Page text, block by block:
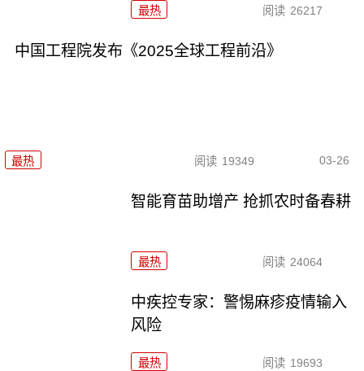
最热 阅读 26217
中国工程院发布《2025全球工程前沿》
最热 阅读 19349 03-26
智能育苗助增产 抢抓农时备春耕
最热 阅读 24064
中疾控专家：警惕麻疹疫情输入
风险
最热 阅读 19693